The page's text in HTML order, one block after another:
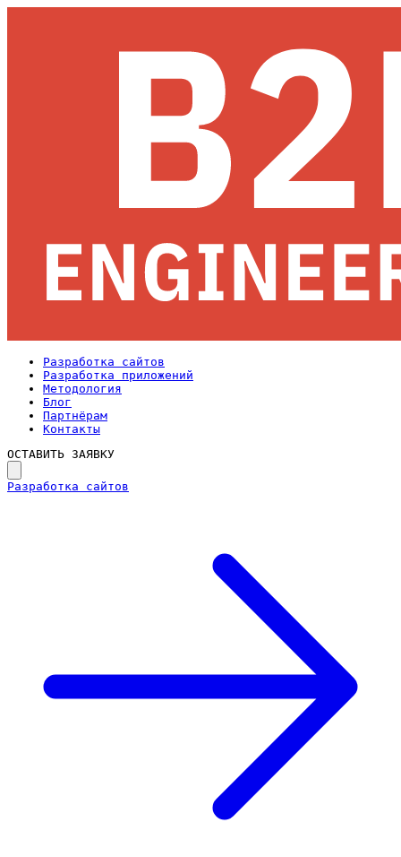
Разработка сайтов
Разработка приложений
Методология
Блог
Партнёрам
Контакты
ОСТАВИТЬ ЗАЯВКУ
Разработка сайтов